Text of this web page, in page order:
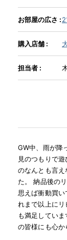
よくあ
お問い
お部屋の広さ :
購入店舗 :
担当者 :
GW中、雨が降
見のつもりで
のなんとも言え
た。 納品後の
思えば衝動買
れまで以上に
も満足してい
の皆様にも心か